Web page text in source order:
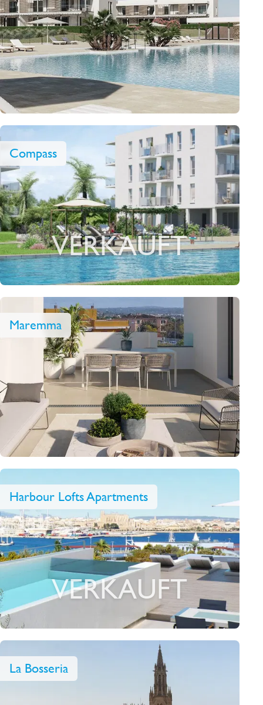
Compass
VERKAUFT
Maremma
Harbour Lofts Apartments
VERKAUFT
La Bosseria